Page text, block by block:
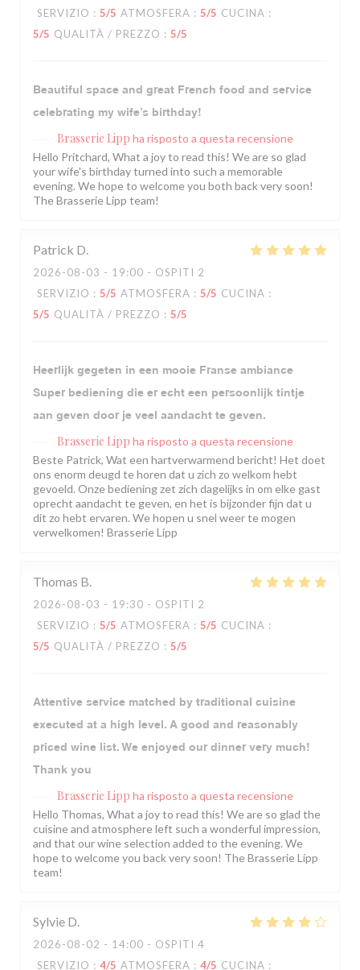
SERVIZIO : 5/5 ATMOSFERA : 5/5 CUCINA :
5/5 QUALITÀ / PREZZO : 5/5
Beautiful space and great French food and service
celebrating my wife’s birthday!
Brasserie Lipp ha risposto a questa recensione
Hello Pritchard, What a joy to read this! We are so glad
your wife's birthday turned into such a memorable
evening. We hope to welcome you both back very soon!
The Brasserie Lipp team!
Patrick D
2026-08-03 - 19:00 - OSPITI 2
SERVIZIO : 5/5 ATMOSFERA : 5/5 CUCINA :
5/5 QUALITÀ / PREZZO : 5/5
Heerlijk gegeten in een mooie Franse ambiance
Super bediening die er echt een persoonlijk tintje
aan geven door je veel aandacht te geven.
Brasserie Lipp ha risposto a questa recensione
Beste Patrick, Wat een hartverwarmend bericht! Het doet
ons enorm deugd te horen dat u zich zo welkom hebt
gevoeld. Onze bediening zet zich dagelijks in om elke gast
oprecht aandacht te geven, en het is bijzonder fijn dat u
dit zo hebt ervaren. We hopen u snel weer te mogen
verwelkomen! Brasserie Lipp
Thomas B
2026-08-03 - 19:30 - OSPITI 2
SERVIZIO : 5/5 ATMOSFERA : 5/5 CUCINA :
5/5 QUALITÀ / PREZZO : 5/5
Attentive service matched by traditional cuisine
executed at a high level. A good and reasonably
priced wine list. We enjoyed our dinner very much!
Thank you
Brasserie Lipp ha risposto a questa recensione
Hello Thomas, What a joy to read this! We are so glad the
cuisine and atmosphere left such a wonderful impression,
and that our wine selection added to the evening. We
hope to welcome you back very soon! The Brasserie Lipp
team!
Sylvie D
2026-08-02 - 14:00 - OSPITI 4
SERVIZIO : 4/5 ATMOSFERA : 4/5 CUCINA :